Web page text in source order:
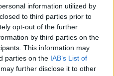
information utilized by
to third parties prior to
opt-out of the further
by third parties on the
This information may
parties on the IAB’s List of
further disclose it to other
ma reggel a kereskedés
negatív irányú
míg Amerikában
láthatunk. A magyar
napok esését